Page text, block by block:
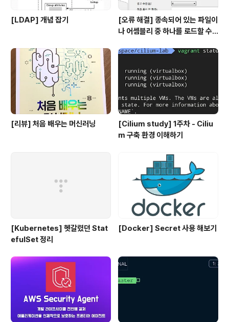
[LDAP] 개념 잡기
[오류 해결] 종속되어 있는 파일이
나 어셈블리 중 하나를 로드할 수
[리뷰] 처음 배우는 머신러닝
[Cilium study] 1주차 - Ciliu
m 구축 환경 이해하기
[Kubernetes] 헷갈렸던 Stat
efulSet 정리
[Docker] Secret 사용 해보기